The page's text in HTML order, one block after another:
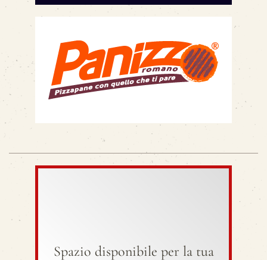
Spazio disponibile per la tua